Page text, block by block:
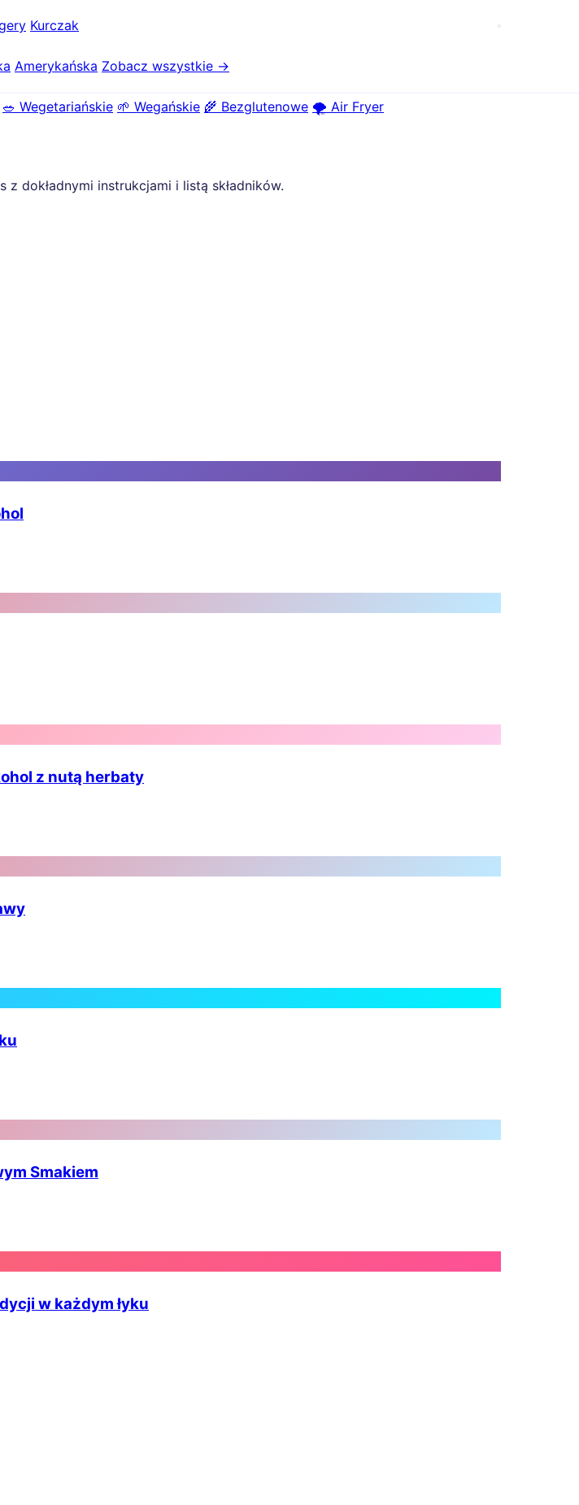
Kurczak
Amerykańska Zobacz wszystkie →
🥗 Wegetariańskie 🌱 Wegańskie 🌾 Bezglutenowe 🌪️ Air Fryer
dokładnymi instrukcjami i listą składników.
z nutą herbaty
Smakiem
w każdym łyku